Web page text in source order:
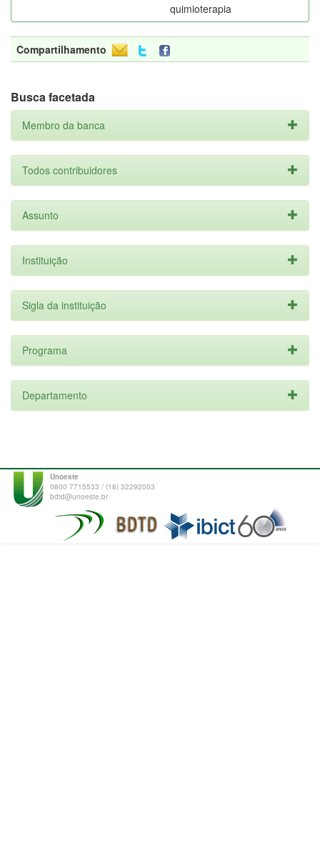
quimioterapia
Compartilhamento
Busca facetada
Membro da banca
Todos contribuidores
Assunto
Instituição
Sigla da instituição
Programa
Departamento
Unoeste
0800 7715533 / (18) 32292003
bdtd@unoeste.br